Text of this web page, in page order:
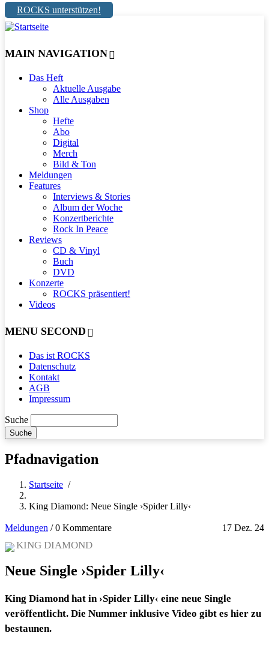
ROCKS unterstützen!
MAIN NAVIGATION
Das Heft
Aktuelle Ausgabe
Alle Ausgaben
Shop
Hefte
Abo
Digital
Merch
Bild & Ton
Meldungen
Features
Interviews & Stories
Album der Woche
Konzertberichte
Rock In Peace
Reviews
CD & Vinyl
Buch
DVD
Konzerte
ROCKS präsentiert!
Videos
MENU SECOND
Das ist ROCKS
Datenschutz
Kontakt
AGB
Impressum
Suche
Pfadnavigation
Startseite /
King Diamond: Neue Single ›Spider Lilly‹
Meldungen 17 Dez. 24
/0 Kommentare
KING DIAMOND
Neue Single ›Spider Lilly‹
King Diamond hat in ›Spider Lilly‹ eine neue Single
veröffentlicht. Die Nummer inklusive Video gibt es hier zu
bestaunen.